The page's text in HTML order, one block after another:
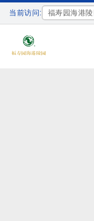
当前访问: 福寿园海港陵